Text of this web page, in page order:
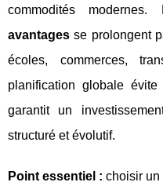
commodités
avantages se prolongent
écoles, commerces,
planification globale
garantit un
structuré et évolutif.
Point essentiel : choisir un